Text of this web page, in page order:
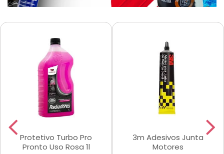
Protetivo Turbo Pro
Pronto Uso Rosa 1l
3m Adesivos Junta
Motores